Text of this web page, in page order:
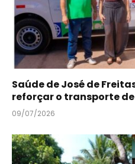
Saúde de José de
reforçar o transporte
09/07/2026